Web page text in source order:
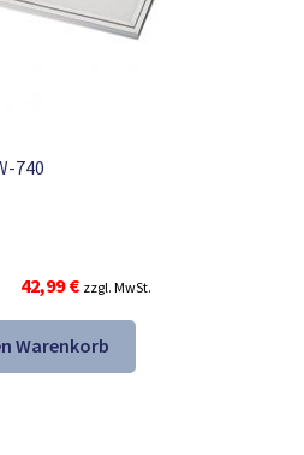
740
Ursprünglicher
war:
67,48 €
42,99€Aktueller
ist:
42,99 €.
zzgl. MwSt.
Warenkorb